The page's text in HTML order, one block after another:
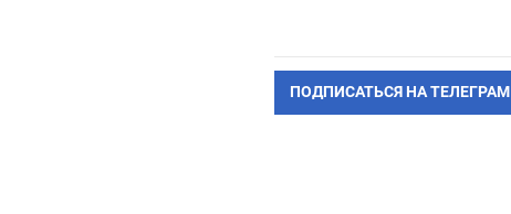
ПОДПИСАТЬСЯ НА ТЕЛЕГРАМ